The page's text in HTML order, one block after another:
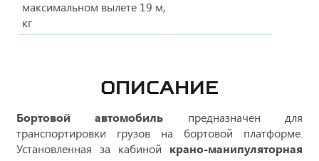
максимальном вылете 19 м,
кг
ОПИСАНИЕ
Бортовой автомобиль предназначен для
транспортировки грузов на бортовой платформе.
Установленная за кабиной крано-манипуляторная